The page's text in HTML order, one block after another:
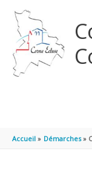
Accueil Démarches